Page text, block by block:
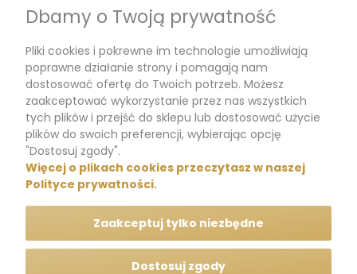
Moje konto
Dokumenty
m.me/perfumikpl
+48 570 704 000
+48 570 704 444
kontakt@perfumik.pl
Dbamy o Twoją prywatność
Pliki cookies i pokrewne im technologie umożliwiają
poprawne działanie strony i pomagają nam
dostosować ofertę do Twoich potrzeb. Możesz
zaakceptować wykorzystanie przez nas wszystkich
tych plików i przejść do sklepu lub dostosować użycie
plików do swoich preferencji, wybierając opcję
"Dostosuj zgody".
Więcej o plikach cookies przeczytasz w naszej
Polityce prywatności.
Zaakceptuj tylko niezbędne
Dostosuj zgody